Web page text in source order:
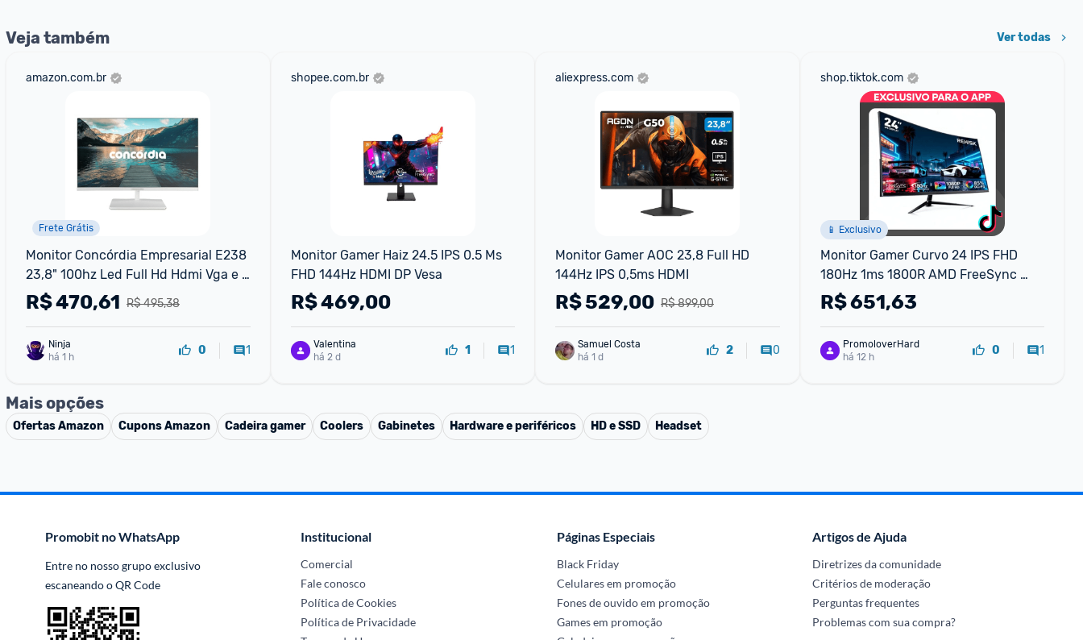
Veja também Ver todas
amazon.com.br
Frete Grátis
Monitor Concórdia Empresarial E238
23,8" 100hz Led Full Hd Hdmi Vga e
Vesa SRGB 100% Branco
R$ 495,38
R$470,61
há 1 h
0 1
shopee.com.br
Monitor Gamer Haiz 24.5 IPS 0.5 Ms
FHD 144Hz HDMI DP Vesa
R$469,00
Valentina
há 2 d
1 1
aliexpress.com
Monitor Gamer AOC 23,8 Full HD
144Hz IPS 0,5ms HDMI
R$ 899,00
R$529,00
Samuel Costa
há 1 d
2 0
shop.tiktok.com
📱 Exclusivo
Monitor Gamer Curvo 24 IPS FHD
180Hz 1ms 1800R AMD FreeSync
HDMI DP Ajuste de Inclinação Sem
Bordas ideal para PC PS5
R$651,63
PromoloverHard
há 12 h
0 1
Mais opções
OfertasAmazon CuponsAmazon Cadeira gamer Coolers Gabinetes Hardware e periféricos HD e SSD Headset
Promobit no WhatsApp
Entre no nosso grupo exclusivo
escaneando o QR Code
Institucional
Comercial
Fale conosco
Política de Cookies
Política de Privacidade
Páginas Especiais
Black Friday
Celulares em promoção
Fones de ouvido em promoção
Games em promoção
Artigos de Ajuda
Diretrizes da comunidade
Critérios de moderação
Perguntas frequentes
Problemas com sua compra?